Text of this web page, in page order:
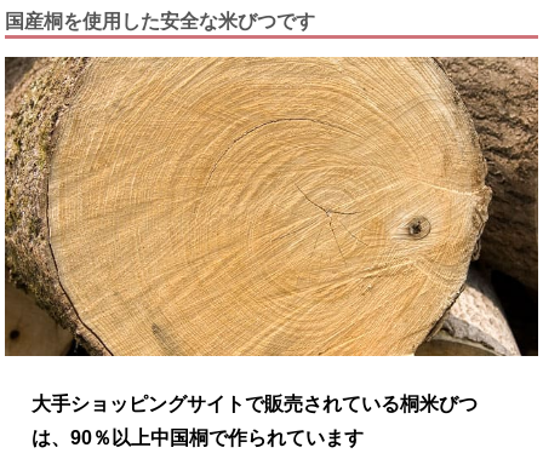
国産桐を使用した安全な米びつです
大手ショッピングサイトで販売されている桐米びつ
は、90％以上中国桐で作られています